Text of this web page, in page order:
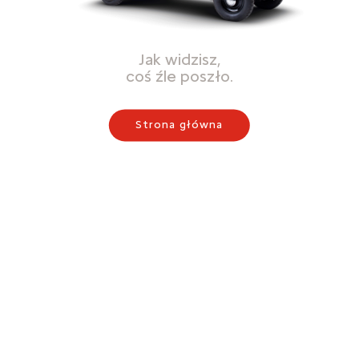
Jak widzisz,
coś źle poszło.
Strona główna